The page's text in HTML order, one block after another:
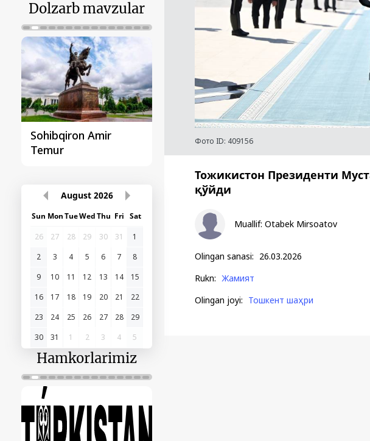
Dolzarb mavzular
Sohibqiron Amir
Temur
O‘zbekiston va
August 2026
Sun MonTueWedThu Fri Sat
26
27 28 29 30 31
1
2
3 4 5 6 7
8
9
10 11 12 13 14
15
16
17 18 19 20 21
22
23
24 25 26 27 28
29
30
31 1 2 3 4 5
Hamkorlarimiz
Фото ID: 409156
Тожикистон Президенти
қўйди
Muallif: Otabek Mirsoatov
Olingan sanasi: 26.03.2026
Rukn: Жамият
Olingan joyi: Тошкент шаҳри